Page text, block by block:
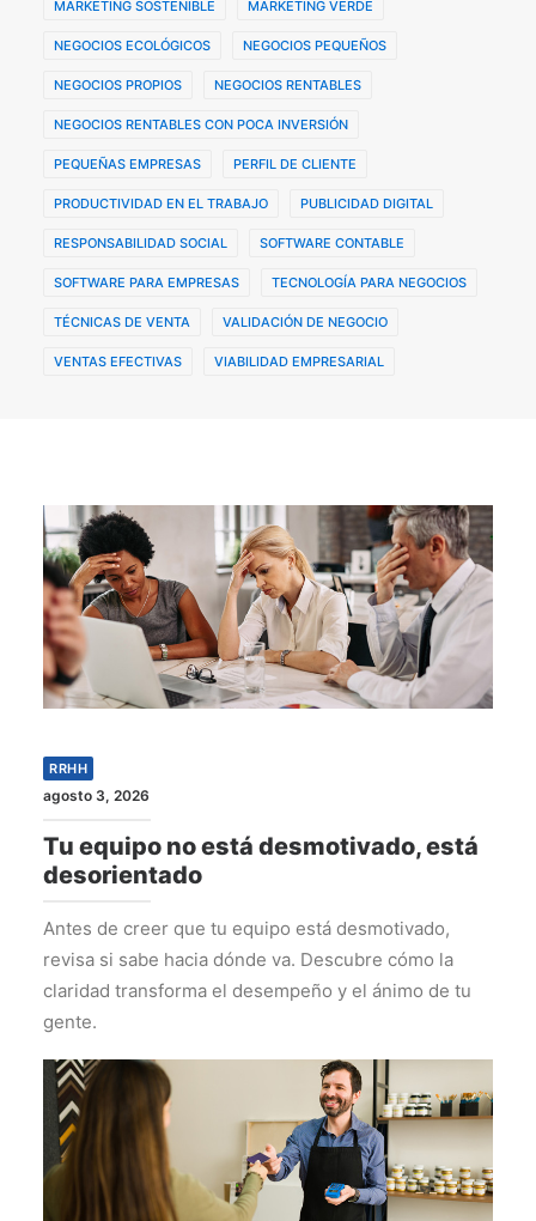
MARKETING SOSTENIBLE MARKETING VERDE
NEGOCIOS ECOLÓGICOS NEGOCIOS PEQUEÑOS
NEGOCIOS PROPIOS NEGOCIOS RENTABLES
NEGOCIOS RENTABLES CON POCA INVERSIÓN
PEQUEÑAS EMPRESAS PERFIL DE CLIENTE
PRODUCTIVIDAD EN EL TRABAJO PUBLICIDAD DIGITAL
RESPONSABILIDAD SOCIAL SOFTWARE CONTABLE
SOFTWARE PARA EMPRESAS TECNOLOGÍA PARA NEGOCIOS
TÉCNICAS DE VENTA VALIDACIÓN DE NEGOCIO
VENTAS EFECTIVAS VIABILIDAD EMPRESARIAL
RRHH
agosto 3, 2026
Tu equipo no está desmotivado, está
desorientado
Antes de creer que tu equipo está desmotivado,
revisa si sabe hacia dónde va. Descubre cómo la
claridad transforma el desempeño y el ánimo de tu
gente.